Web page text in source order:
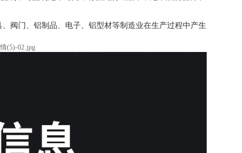
阀门、铝制品、电子、铝型材等制造业在生产过程中产生